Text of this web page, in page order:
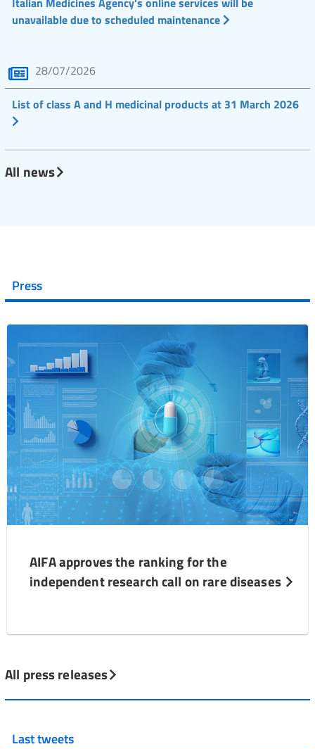
unavailable due to scheduled maintenance
28/07/2026
List of class A and H medicinal products at 31 March 2026
All news
Press
AIFA approves the ranking for the
independent research call on rare diseases
All press releases
Last tweets